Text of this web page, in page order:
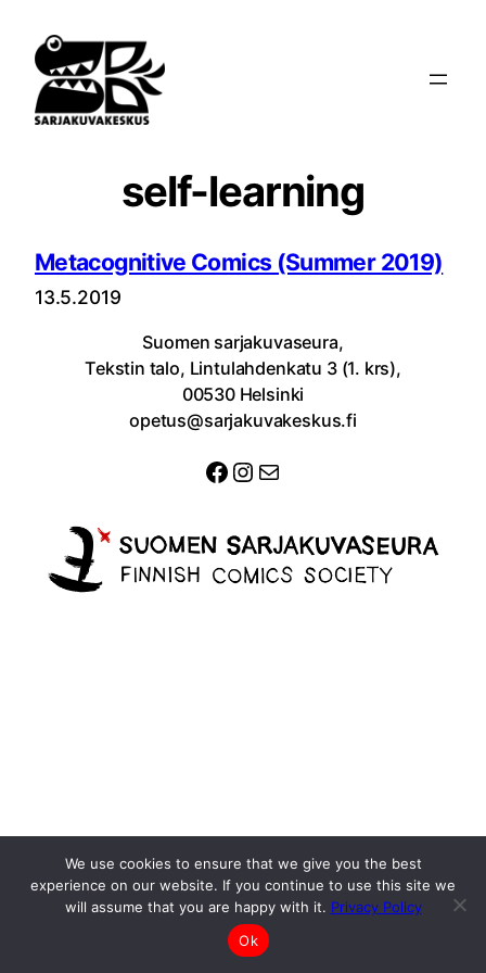
sisältöön
self-learning
Metacognitive Comics (Summer 2019)
13.5.2019
Suomen sarjakuvaseura,
Tekstin talo, Lintulahdenkatu 3 (1. krs),
00530 Helsinki
opetus@sarjakuvakeskus.fi
Facebook
Instagram
Sähköposti
We use cookies to ensure that we give you the best
experience on our website. If you continue to use this site we
will assume that you are happy with it. Privacy Policy
Ok